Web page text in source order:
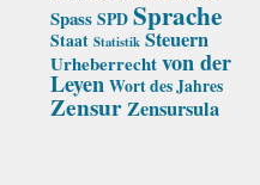
Spass SPD Sprache
Staat Statistik Steuern
Urheberrechtvon der
Leyen Wort des Jahres
ZensurZensursula